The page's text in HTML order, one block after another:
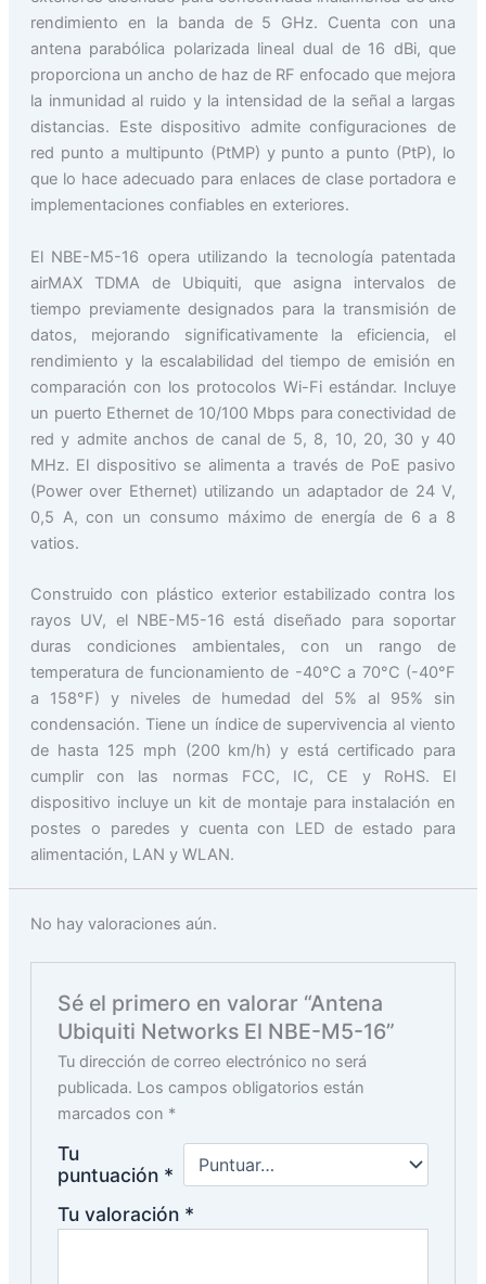
rendimiento en la banda de 5 GHz. Cuenta con una
antena parabólica polarizada lineal dual de 16 dBi, que
proporciona un ancho de haz de RF enfocado que mejora
la inmunidad al ruido y la intensidad de la señal a largas
distancias. Este dispositivo admite configuraciones de
red punto a multipunto (PtMP) y punto a punto (PtP), lo
que lo hace adecuado para enlaces de clase portadora e
implementaciones confiables en exteriores.
El NBE-M5-16 opera utilizando la tecnología patentada
airMAX TDMA de Ubiquiti, que asigna intervalos de
tiempo previamente designados para la transmisión de
datos, mejorando significativamente la eficiencia, el
rendimiento y la escalabilidad del tiempo de emisión en
comparación con los protocolos Wi-Fi estándar. Incluye
un puerto Ethernet de 10/100 Mbps para conectividad de
red y admite anchos de canal de 5, 8, 10, 20, 30 y 40
MHz. El dispositivo se alimenta a través de PoE pasivo
(Power over Ethernet) utilizando un adaptador de 24 V,
0,5 A, con un consumo máximo de energía de 6 a 8
vatios.
Construido con plástico exterior estabilizado contra los
rayos UV, el NBE-M5-16 está diseñado para soportar
duras condiciones ambientales, con un rango de
temperatura de funcionamiento de -40°C a 70°C (-40°F
a 158°F) y niveles de humedad del 5% al 95% sin
condensación. Tiene un índice de supervivencia al viento
de hasta 125 mph (200 km/h) y está certificado para
cumplir con las normas FCC, IC, CE y RoHS. El
dispositivo incluye un kit de montaje para instalación en
postes o paredes y cuenta con LED de estado para
alimentación, LAN y WLAN.
No hay valoraciones aún.
Sé el primero en valorar “Antena
Ubiquiti Networks El NBE-M5-16”
Tu dirección de correo electrónico no será
publicada. Los campos obligatorios están
marcados con *
Tu
puntuación *
Tu valoración *